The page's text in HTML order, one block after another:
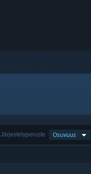
Järjestelyperuste Osuvuus